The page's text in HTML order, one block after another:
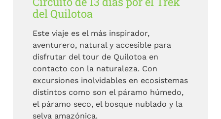
del Quilotoa
Este viaje es el más inspirador,
aventurero, natural y accesible para
disfrutar del tour de Quilotoa en
contacto con la naturaleza. Con
excursiones inolvidables en ecosistemas
distintos como son el páramo húmedo,
el páramo seco, el bosque nublado y la
selva amazónica.